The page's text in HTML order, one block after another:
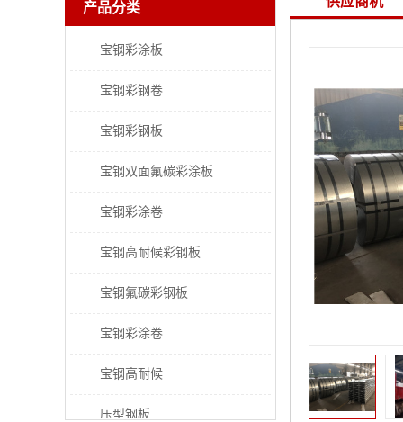
产品分类
宝钢彩涂板
宝钢彩钢卷
宝钢彩钢板
宝钢双面氟碳彩涂板
宝钢彩涂卷
宝钢高耐候彩钢板
宝钢氟碳彩钢板
宝钢彩涂卷
宝钢高耐候
压型钢板